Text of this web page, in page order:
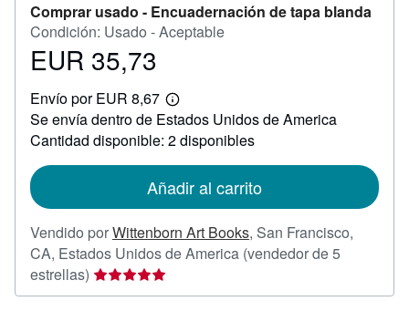
Comprar usado - Encuadernación de tapa blanda
Condición: Usado - Aceptable
Precio
35,73
EUR 35,73
Envío por EUR 8,67
Más
información
sobre
las
envío
Se envía dentro de Estados Unidos de America
Cantidad disponible: 2 disponibles
Añadir al carrito
Vendido porWittenborn Art Books, San Francisco,
CA, Estados Unidos de America (vendedor de 5
estrellas) Calificación
del